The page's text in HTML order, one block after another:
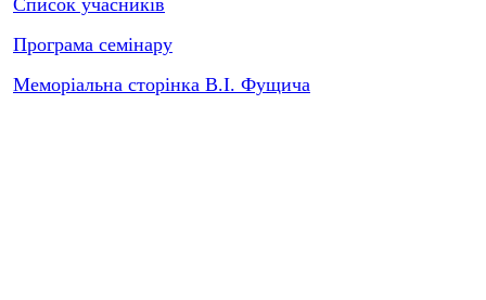
Програма семінару
Меморіальна сторінка В.І. Фущича